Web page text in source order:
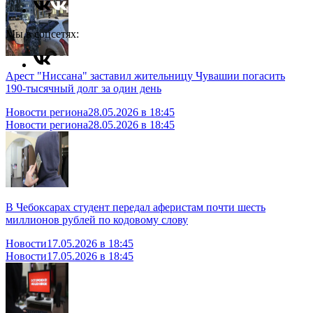
Мы в соцсетях:
Арест "Ниссана" заставил жительницу Чувашии погасить
190-тысячный долг за один день
Новости региона28.05.2026 в 18:45
Новости региона28.05.2026 в 18:45
В Чебоксарах студент передал аферистам почти шесть
миллионов рублей по кодовому слову
Новости17.05.2026 в 18:45
Новости17.05.2026 в 18:45